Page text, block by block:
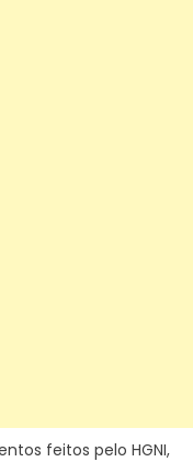
feitos pelo HGNI,